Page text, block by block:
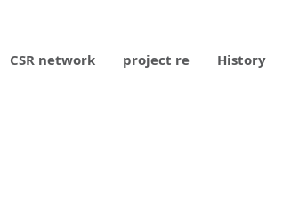
CSR network project re History